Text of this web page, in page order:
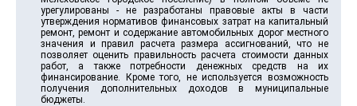
урегулированы - не разработаны правовые акты в части
утверждения нормативов финансовых затрат на капитальный
ремонт, ремонт и содержание автомобильных дорог местного
значения и правил расчета размера ассигнований, что не
позволяет оценить правильность расчета стоимости данных
работ, а также потребности денежных средств на их
финансирование. Кроме того, не используется возможность
получения дополнительных доходов в муниципальные
бюджеты.